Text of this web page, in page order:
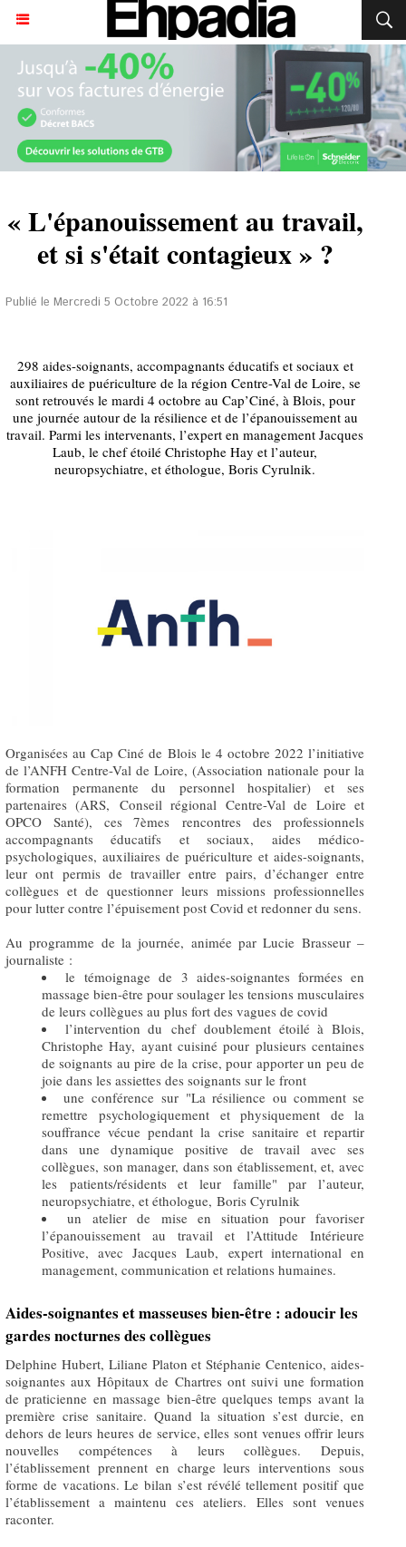
« L'épanouissement au travail,
et si s'était contagieux » ?
Publié le Mercredi 5 Octobre 2022 à 16:51
298 aides-soignants, accompagnants éducatifs et sociaux et
auxiliaires de puériculture de la région Centre-Val de Loire, se
sont retrouvés le mardi 4 octobre au Cap’Ciné, à Blois, pour
une journée autour de la résilience et de l’épanouissement au
travail. Parmi les intervenants, l’expert en management Jacques
Laub, le chef étoilé Christophe Hay et l’auteur,
neuropsychiatre, et éthologue, Boris Cyrulnik.
Organisées au Cap Ciné de Blois le 4 octobre 2022 l’initiative
de l’ANFH Centre-Val de Loire, (Association nationale pour la
formation permanente du personnel hospitalier) et ses
partenaires (ARS, Conseil régional Centre-Val de Loire et
OPCO Santé), ces 7èmes rencontres des professionnels
accompagnants éducatifs et sociaux, aides médico-
psychologiques, auxiliaires de puériculture et aides-soignants,
leur ont permis de travailler entre pairs, d’échanger entre
collègues et de questionner leurs missions professionnelles
pour lutter contre l’épuisement post Covid et redonner du sens.
Au programme de la journée, animée par Lucie Brasseur –
journaliste :
le témoignage de 3 aides-soignantes formées en
massage bien-être pour soulager les tensions musculaires
de leurs collègues au plus fort des vagues de covid
l’intervention du chef doublement étoilé à Blois,
Christophe Hay, ayant cuisiné pour plusieurs centaines
de soignants au pire de la crise, pour apporter un peu de
joie dans les assiettes des soignants sur le front
une conférence sur "La résilience ou comment se
remettre psychologiquement et physiquement de la
souffrance vécue pendant la crise sanitaire et repartir
dans une dynamique positive de travail avec ses
collègues, son manager, dans son établissement, et, avec
les patients/résidents et leur famille" par l’auteur,
neuropsychiatre, et éthologue, Boris Cyrulnik
un atelier de mise en situation pour favoriser
l’épanouissement au travail et l’Attitude Intérieure
Positive, avec Jacques Laub, expert international en
management, communication et relations humaines.
Aides-soignantes et masseuses bien-être : adoucir les
gardes nocturnes des collègues
Delphine Hubert, Liliane Platon et Stéphanie Centenico, aides-
soignantes aux Hôpitaux de Chartres ont suivi une formation
de praticienne en massage bien-être quelques temps avant la
première crise sanitaire. Quand la situation s’est durcie, en
dehors de leurs heures de service, elles sont venues offrir leurs
nouvelles compétences à leurs collègues. Depuis,
l’établissement prennent en charge leurs interventions sous
forme de vacations. Le bilan s’est révélé tellement positif que
l’établissement a maintenu ces ateliers. Elles sont venues
raconter.